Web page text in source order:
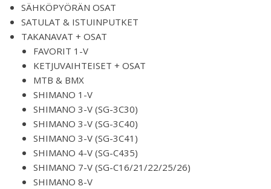
SÄHKÖPYÖRÄN OSAT
SATULAT & ISTUINPUTKET
TAKANAVAT + OSAT
FAVORIT 1-V
KETJUVAIHTEISET + OSAT
MTB & BMX
SHIMANO 1-V
SHIMANO 3-V (SG-3C30)
SHIMANO 3-V (SG-3C40)
SHIMANO 3-V (SG-3C41)
SHIMANO 4-V (SG-C435)
SHIMANO 7-V (SG-C16/21/22/25/26)
SHIMANO 8-V